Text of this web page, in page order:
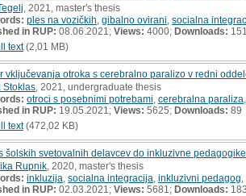
, 2021, master's thesis
ples na vozičkih gibalno ovirani socialna
in RUP: 08.06.2021; Views: 4000; Downloads:
text(2,01 MB)
vključevanja otroka s cerebralno paralizo v redni
Stoklas , 2021, undergraduate thesis
otroci s posebnimi potrebami cerebralna paraliza
in RUP: 19.05.2021; Views: 5625; Downloads: 89
text(472,02 KB)
šolskih svetovalnih delavcev do inkluzivne
Rupnik , 2020, master's thesis
inkluzija socialna integracija inkluzivni pedagog
in RUP: 02.03.2021; Views: 5681; Downloads: